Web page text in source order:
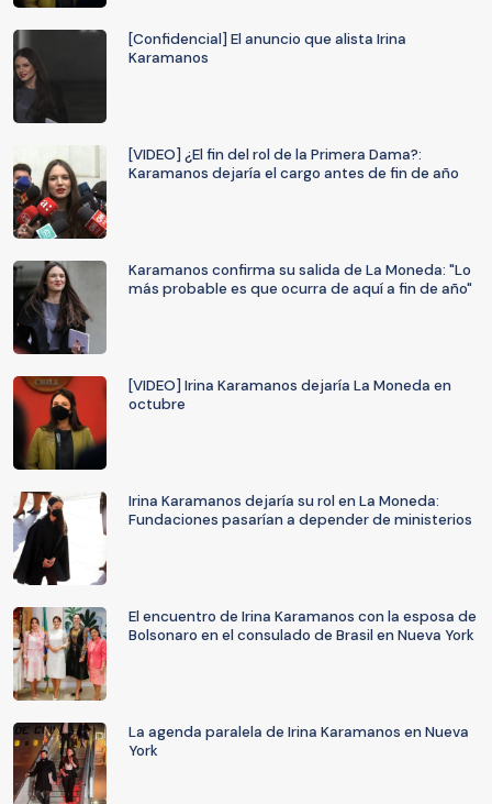
[Confidencial] El anuncio que alista Irina
Karamanos
[VIDEO] ¿El fin del rol de la Primera Dama?:
Karamanos dejaría el cargo antes de fin de año
Karamanos confirma su salida de La Moneda: "Lo
más probable es que ocurra de aquí a fin de año"
[VIDEO] Irina Karamanos dejaría La Moneda en
octubre
Irina Karamanos dejaría su rol en La Moneda:
Fundaciones pasarían a depender de ministerios
El encuentro de Irina Karamanos con la esposa de
Bolsonaro en el consulado de Brasil en Nueva York
La agenda paralela de Irina Karamanos en Nueva
York